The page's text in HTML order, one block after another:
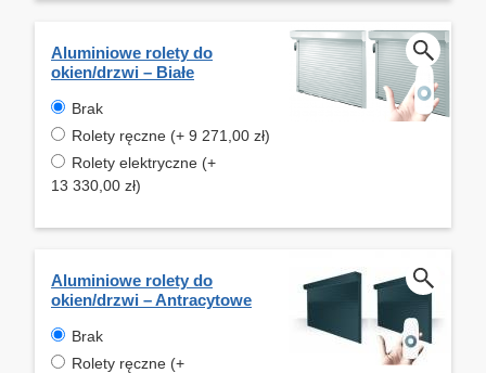
Aluminiowe rolety do
okien/drzwi – Białe
Brak
Rolety ręczne (+ 9 271,00 zł)
Rolety elektryczne (+
13 330,00 zł)
Aluminiowe rolety do
okien/drzwi – Antracytowe
Brak
Rolety ręczne (+